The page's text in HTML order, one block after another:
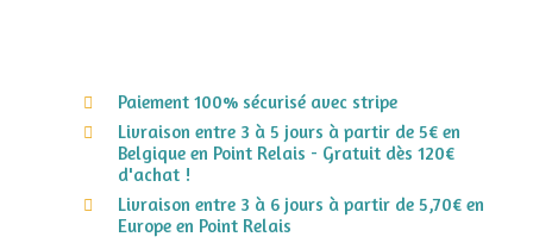
Paiement 100% sécurisé avec stripe
Livraison entre 3 à 5 jours à partir de 5€ en
Belgique en Point Relais - Gratuit dès 120€
d'achat !
Livraison entre 3 à 6 jours à partir de 5,70€ en
Europe en Point Relais